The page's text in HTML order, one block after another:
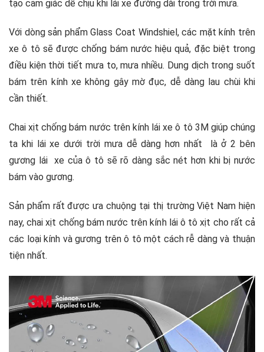
tạo cảm giác dễ chịu khi lái xe đường dài trong trời mưa.
Với dòng sản phẩm Glass Coat Windshiel, các mặt kính trên
xe ô tô sẽ được chống bám nước hiệu quả, đặc biệt trong
điều kiện thời tiết mưa to, mưa nhiều. Dung dịch trong suốt
bám trên kính xe không gây mờ đục, dễ dàng lau chùi khi
cần thiết.
Chai xịt chống bám nước trên kính lái xe ô tô 3M giúp chúng
ta khi lái xe dưới trời mưa dễ dàng hơn nhất là ở 2 bên
gương lái xe của ô tô sẽ rõ dàng sắc nét hơn khi bị nước
bám vào gương.
Sản phẩm rất được ưa chuộng tại thị trường Việt Nam hiện
nay, chai xịt chống bám nước trên kính lái ô tô xịt cho rất cả
các loại kính và gương trên ô tô một cách rễ dàng và thuận
tiện nhất.